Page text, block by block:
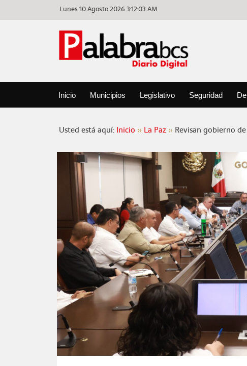
Lunes 10 Agosto 20263:12:04 AM
Inicio Municipios Legislativo Seguridad
Usted está aquí: Inicio La Paz Revisan gobierno